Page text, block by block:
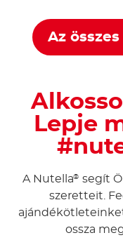
Az
Lepje
A Nutella® segít
szeretteit.
ossza